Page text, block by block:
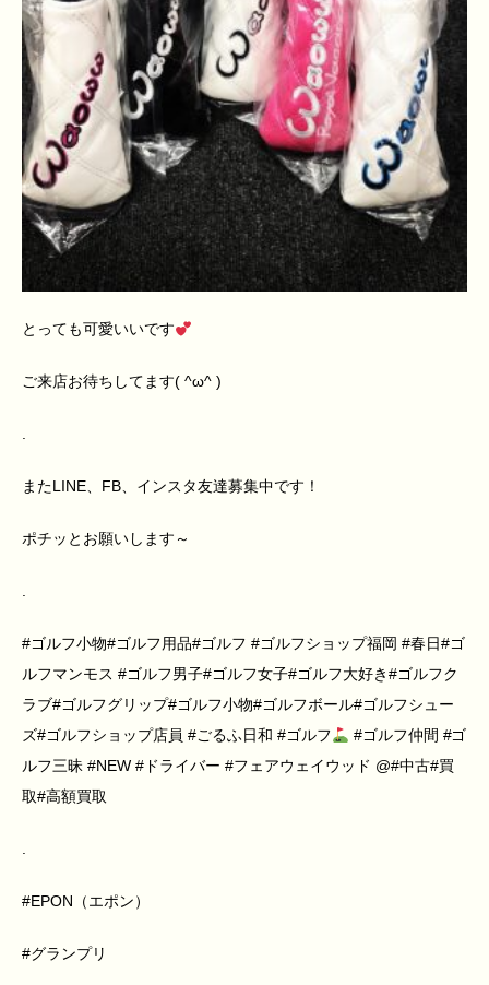
とっても可愛いいです
ご来店お待ちしてます( ^ω^ )
.
またLINE、FB、インスタ友達募集中です！
ポチッとお願いします～
.
#ゴルフ小物#ゴルフ用品#ゴルフ #ゴルフショップ福岡 #春日#ゴ
ルフマンモス #ゴルフ男子#ゴルフ女子#ゴルフ大好き#ゴルフク
ラブ#ゴルフグリップ#ゴルフ小物#ゴルフボール#ゴルフシュー
ズ#ゴルフショップ店員 #ごるふ日和 #ゴルフ
#ゴルフ仲間 #ゴ
ルフ三昧 #NEW #ドライバー #フェアウェイウッド @#中古#買
取#高額買取
.
#EPON（エポン）
#グランプリ